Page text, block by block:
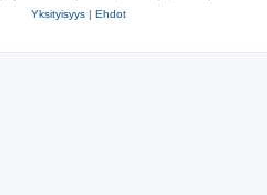
Yksityisyys | Ehdot